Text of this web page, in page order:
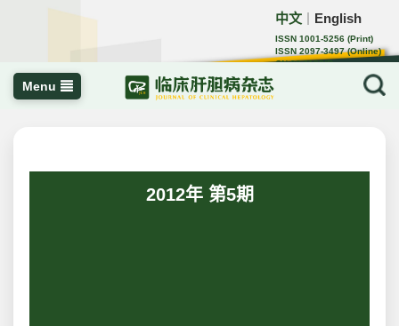
中文 English
ISSN 1001-5256 (Print)
ISSN 2097-3497 (Online)
CN 22-1108/R
Menu
2012年 第5期